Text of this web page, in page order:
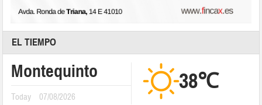
EL TIEMPO
Montequinto
Today 07/08/2026
38℃